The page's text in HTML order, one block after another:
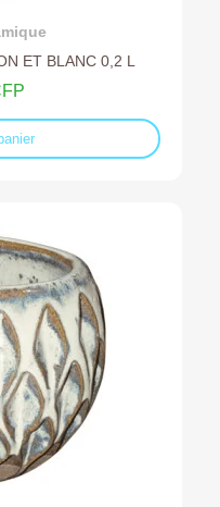
ET BLANC 0,2 L